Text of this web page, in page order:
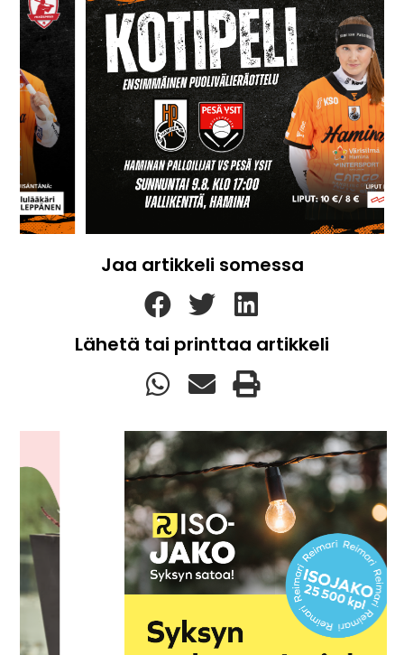
Jaa artikkeli somessa
Lähetä tai printtaa artikkeli